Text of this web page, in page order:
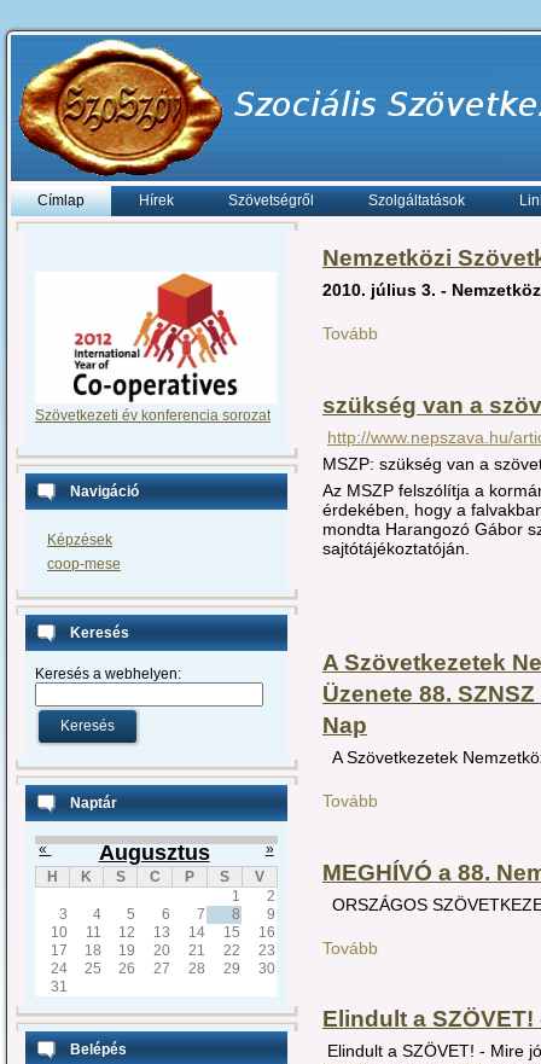
Címlap Hírek Szövetségről Szolgáltatások
Szövetkezeti év konferencia sorozat
Navigáció
Képzések
coop-mese
Keresés
Keresés a webhelyen:
Naptár
« Augusztus
»
H
K S C P S
V
1
2
3
4 5 6 7 8
9
10
11 12 13 14 15
16
17
18 19 20 21 22
23
24
25 26 27 28 29
30
31
Belépés
Nemzetközi
2010. július 3. -
Tovább
szükség van a
http://www.nepszava.hu/
MSZP: szükség van a
Az MSZP felszólítja a
érdekében, hogy a
mondta Harangozó Gábor
sajtótájékoztatóján.
A Szövetkezetek
Üzenete 88.
Nap
A Szövetkezetek
Tovább
MEGHÍVÓ a 88.
ORSZÁGOS
Tovább
Elindult a SZÖVET!
Elindult a SZÖVET! - Mire